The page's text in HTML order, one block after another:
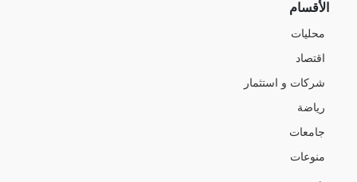
الأقسام
محليات
اقتصاد
شركات و استثمار
رياضة
جامعات
منوعات